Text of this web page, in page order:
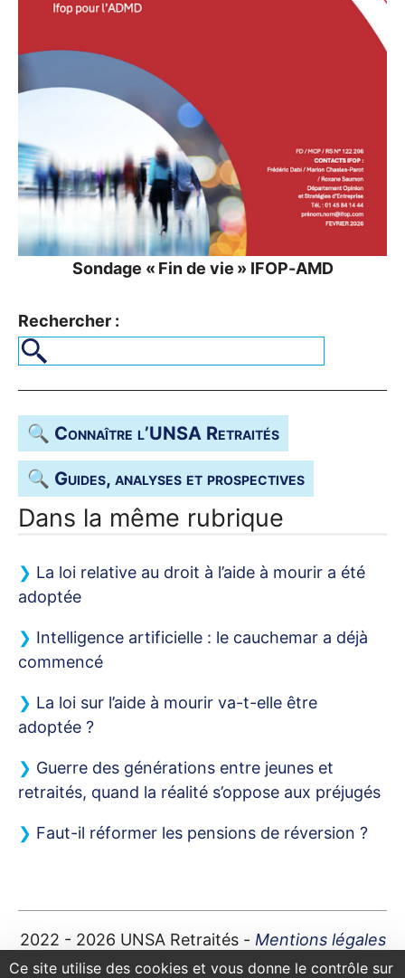
Ce site utilise des cookies et vous donne le contrôle sur
Sondage « Fin de vie » IFOP-AMD
Rechercher :
🔍 Connaître l’UNSA Retraités
🔍 Guides, analyses et prospectives
Dans la même rubrique
La loi relative au droit à l’aide à mourir a été
adoptée
Intelligence artificielle : le cauchemar a déjà
commencé
La loi sur l’aide à mourir va-t-elle être
adoptée ?
Guerre des générations entre jeunes et
retraités, quand la réalité s’oppose aux préjugés
Faut-il réformer les pensions de réversion ?
2022 - 2026 UNSARetraités - Mentions légales
Plan du site| Contact|